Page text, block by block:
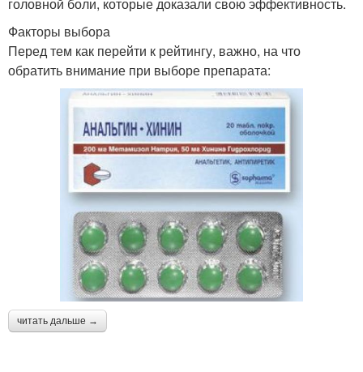
головной боли, которые доказали свою эффективность.
Факторы выбора
Перед тем как перейти к рейтингу, важно, на что
обратить внимание при выборе препарата:
читать дальше →